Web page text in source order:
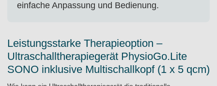
einfache Anpassung und Bedienung.
Leistungsstarke Therapieoption –
Ultraschalltherapiegerät PhysioGo.Lite
SONO inklusive Multischallkopf (1 x 5 qcm)